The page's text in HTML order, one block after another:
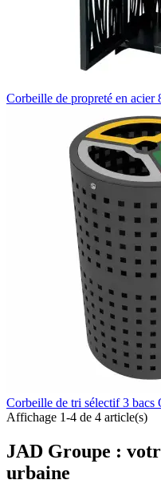
Corbeille de propreté en acier
Corbeille de tri sélectif 3 bacs
Affichage 1-4 de 4 article(s)
JAD Groupe :
urbaine